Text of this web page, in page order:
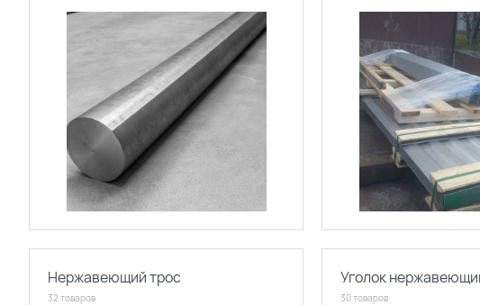
Нержавеющий трос
32 товаров
Уголок
30 товаров
Поиск по каталогуПоиск по сайту